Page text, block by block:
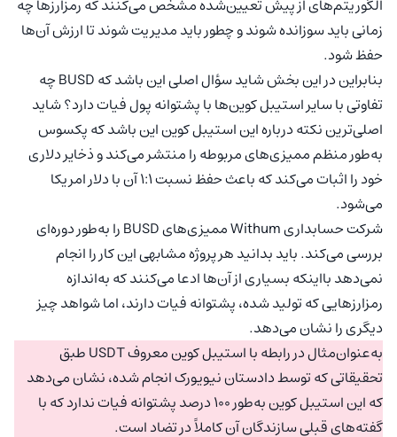
الگوریتم‌های از پیش تعیین‌شده مشخص می‌کنند که رمزارزها چه
زمانی باید سوزانده شوند و چطور باید مدیریت شوند تا ارزش آن‌ها
حفظ شود.
بنابراین در این بخش شاید سؤال اصلی این باشد که BUSD چه
تفاوتی با سایر استیبل کوین‌ها با پشتوانه پول فیات دارد؟ شاید
اصلی‌ترین نکته درباره این استیبل کوین این باشد که پکسوس
به‌طور منظم ممیزی‌های مربوطه را منتشر می‌کند و ذخایر دلاری
خود را اثبات می‌کند که باعث حفظ نسبت 1:1 آن با دلار امریکا
می‌شود.
شرکت حسابداری Withum ممیزی‌های BUSD را به‌طور دوره‌ای
بررسی می‌کند. باید بدانید هر پروژه مشابهی این کار را انجام
نمی‌دهد بااینکه بسیاری از آن‌ها ادعا می‌کنند که به‌اندازه
رمزارزهایی که تولید شده، پشتوانه فیات دارند، اما شواهد چیز
دیگری را نشان می‌دهد.
به‌عنوان‌مثال در رابطه با استیبل کوین معروف USDT طبق
تحقیقاتی که توسط دادستان نیویورک انجام شده، نشان می‌دهد
که این استیبل کوین به‌طور 100 درصد پشتوانه فیات ندارد که با
گفته‌های قبلی سازندگان آن کاملاً در تضاد است.